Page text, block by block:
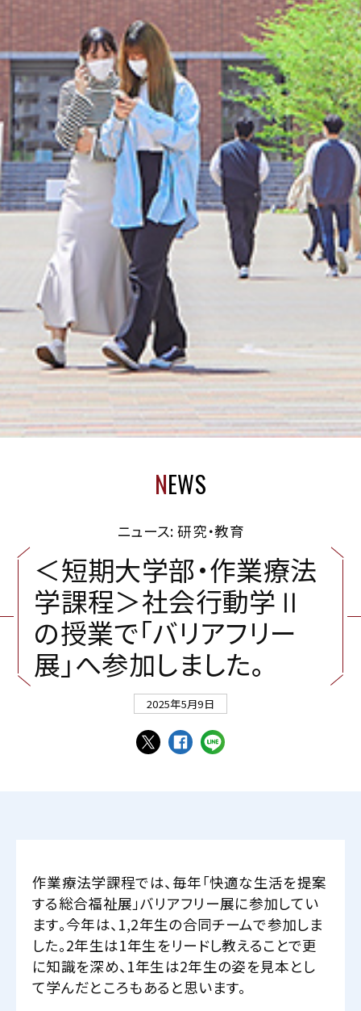
NEWS
ニュース: 研究・教育
＜短期大学部・作業療法
学課程＞社会行動学 Ⅱ
の授業で「バリアフリー
展 」へ参加しました。
2025年5月9日
作業療法学課程では、毎年「快適な生活を提案
する総合福祉展」バリアフリー展に参加してい
ます。今年は、1,2年生の合同チームで参加しま
した。2年生は1年生をリードし教えることで更
に知識を深め、1年生は2年生の姿を見本とし
て学んだところもあると思います。